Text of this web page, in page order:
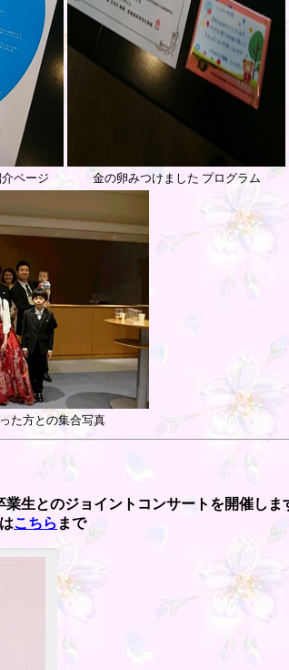
ページ 金の卵みつけました プログラム
た方との集合写真
生とのジョイントコンサートを開催しま
こちら まで